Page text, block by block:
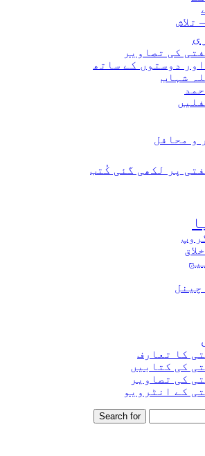
تلاش
کی تصاویر
دوستوں کے ساتھ
شہاب
و محافل
پر لکھی گئی کُتب
چینل
کا تعارف
کی کتابیں
کی تصاویر
کے انٹرویو
Search for